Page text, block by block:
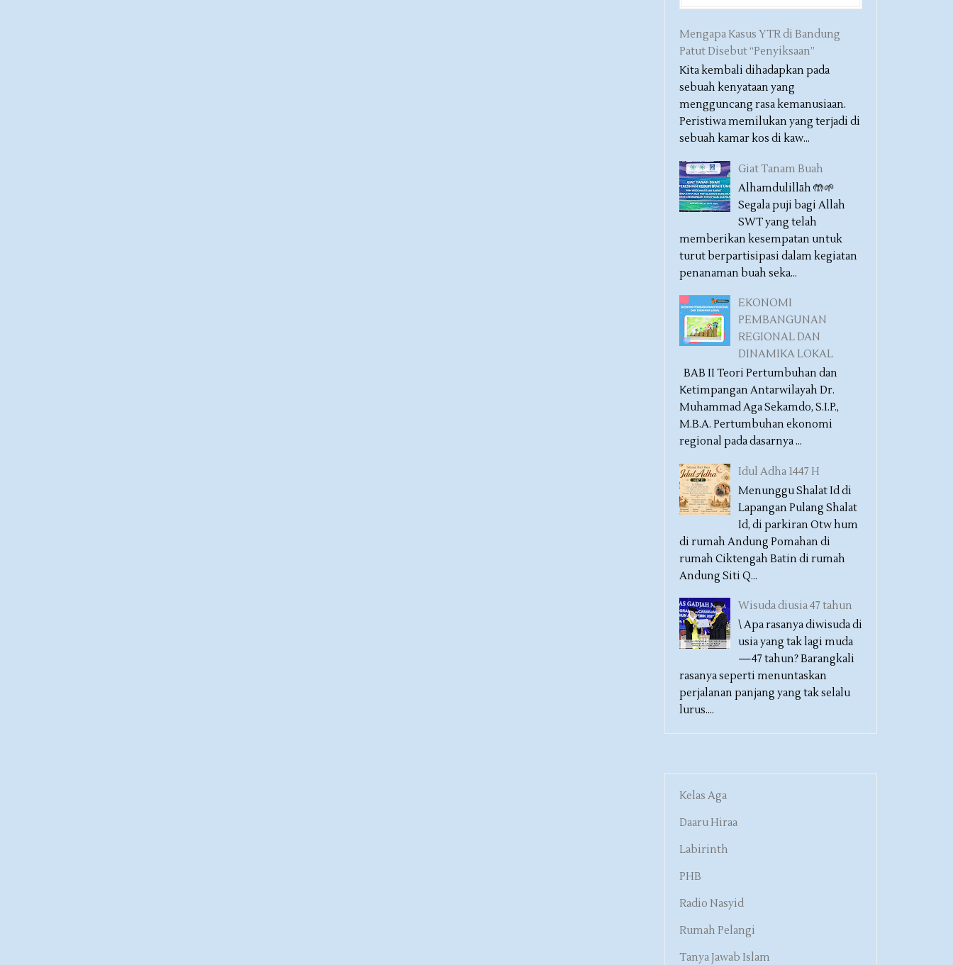
Mengapa Kasus YTR di Bandung
Patut Disebut “Penyiksaan”
Kita kembali dihadapkan pada
sebuah kenyataan yang
mengguncang rasa kemanusiaan.
Peristiwa memilukan yang terjadi di
sebuah kamar kos di kaw...
Giat Tanam Buah
Alhamdulillāh 🤲🌱
Segala puji bagi Allah
SWT yang telah
memberikan kesempatan untuk
turut berpartisipasi dalam kegiatan
penanaman buah seka...
EKONOMI
PEMBANGUNAN
REGIONAL DAN
DINAMIKA LOKAL
BAB II Teori Pertumbuhan dan
Ketimpangan Antarwilayah Dr.
Muhammad Aga Sekamdo, S.I.P.,
M.B.A. Pertumbuhan ekonomi
regional pada dasarnya ...
Idul Adha 1447 H
Menunggu Shalat Id di
Lapangan Pulang Shalat
Id, di parkiran Otw hum
di rumah Andung Pomahan di
rumah Ciktengah Batin di rumah
Andung Siti Q...
Wisuda diusia 47 tahun
\ Apa rasanya diwisuda di
usia yang tak lagi muda
—47 tahun? Barangkali
rasanya seperti menuntaskan
perjalanan panjang yang tak selalu
lurus....
Kelas Aga
Daaru Hiraa
Labirinth
PHB
Radio Nasyid
Rumah Pelangi
Tanya Jawab Islam